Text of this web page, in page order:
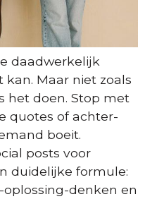
daadwerkelijk
kan. Maar niet zoals
het doen. Stop met
quotes of achter-
boeit.
posts voor
duidelijke formule:
denken en